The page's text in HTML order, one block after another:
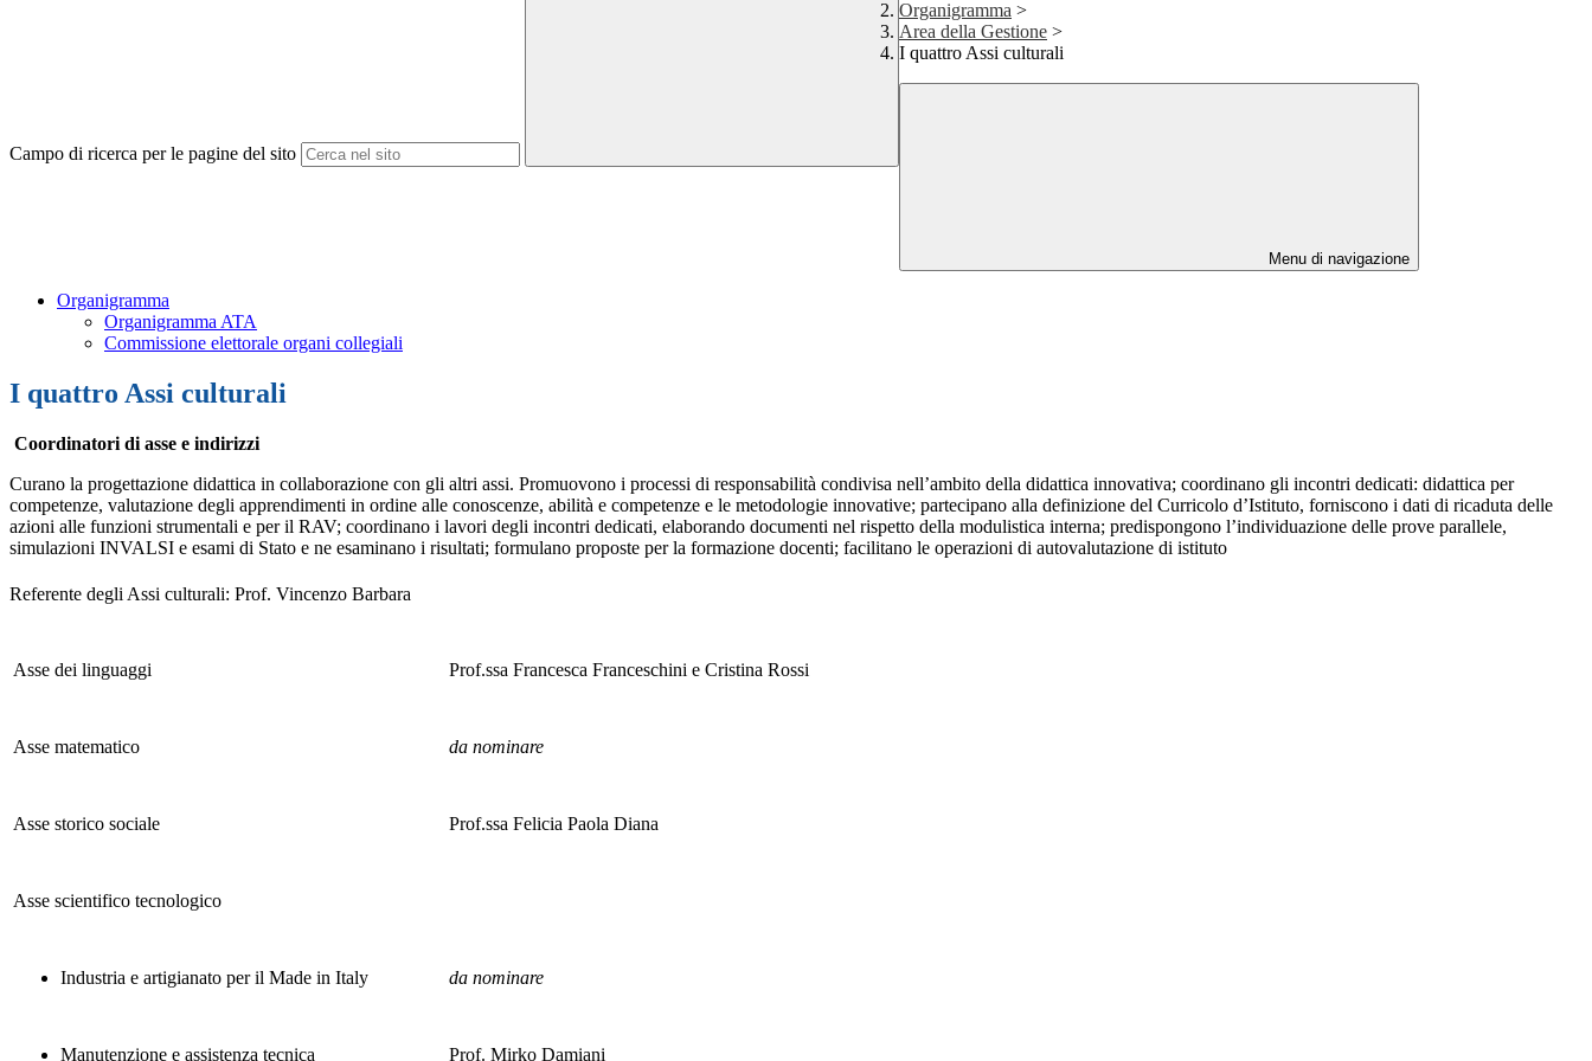
Campo di ricerca per le pagine del sito
Organigramma >
Area della Gestione >
I quattro Assi culturali
Menu di navigazione
Organigramma
Organigramma ATA
Commissione elettorale organi collegiali
I quattro Assi culturali
Coordinatori di asse e indirizzi
Curano la progettazione didattica in collaborazione con gli altri assi. Promuovono i processi di responsabilità condivisa nell’ambito della didattica innovativa; coordinano gli incontri dedicati: didattica per
competenze, valutazione degli apprendimenti in ordine alle conoscenze, abilità e competenze e le metodologie innovative; partecipano alla definizione del Curricolo d’Istituto, forniscono i dati di ricaduta delle
azioni alle funzioni strumentali e per il RAV; coordinano i lavori degli incontri dedicati, elaborando documenti nel rispetto della modulistica interna; predispongono l’individuazione delle prove parallele,
simulazioni INVALSI e esami di Stato e ne esaminano i risultati; formulano proposte per la formazione docenti; facilitano le operazioni di autovalutazione di istituto
Referente degli Assi culturali: Prof. Vincenzo Barbara
Asse dei linguaggi Prof.ssa Francesca Franceschini e Cristina Rossi
Asse matematico da nominare
Asse storico sociale Prof.ssa Felicia Paola Diana
Asse scientifico tecnologico
Industria e artigianato per il Made in Italy da nominare
Manutenzione e assistenza tecnica Prof. Mirko Damiani